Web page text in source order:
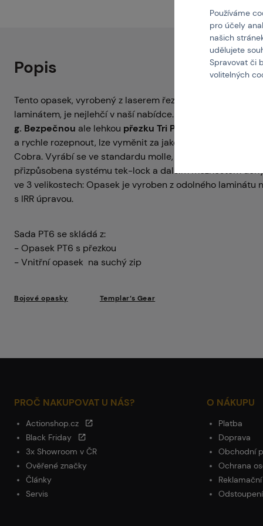
Popis
Tento opasek, vyrobený z laserem řezaného materiálu
laminátem, je nejlehčí v naší nabídce. PT6 se spodním
g. Bezpečnou ale lehkou přezku Tri Point,
díky které lze
a rychle rozepnout, lze vyměnit za jakoukoli jinou 40mm
Cobra. Vyrábí se ve standardu molle,
přizpůsobena systému tek-lock a dalším možnostem
ve 3 velikostech: Opasek je vyroben z odolného laminátu
s IRR úpravou.
Sada PT6 se skládá z:
- Opasek PT6 s přezkou
- Vnitřní opasek na suchý zip
Bojové opasky Templar’s Gear
PROČ NAKUPOVAT U NÁS?
Actionshop.cz
Black Friday
3x Showroom v ČR
Ověřené značky
Články
Servis
O NÁKUPU
Platba
Doprava
Obchodní
Ochrana
Používáme
pro účely
našich
udělujete
Spravovat či
volitelných